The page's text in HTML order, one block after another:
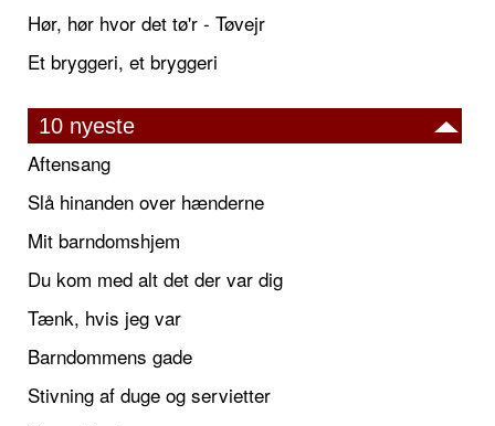
Hør, hør hvor det tø'r - Tøvejr
Et bryggeri, et bryggeri
10 nyeste
Aftensang
Slå hinanden over hænderne
Mit barndomshjem
Du kom med alt det der var dig
Tænk, hvis jeg var
Barndommens gade
Stivning af duge og servietter